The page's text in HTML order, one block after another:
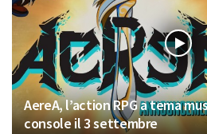
AereA, l’action RPG a tema
console il 3 settembre